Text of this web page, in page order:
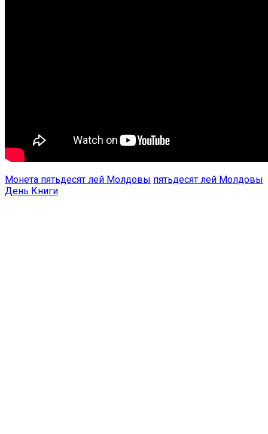
Монета пятьдесят лей Молдовы пятьдесят лей Молдовы
День Книги